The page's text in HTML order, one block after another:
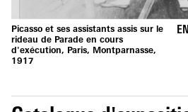
Picasso et ses assistants assis sur le
rideau de Parade en cours
d'exécution, Paris, Montparnasse,
1917